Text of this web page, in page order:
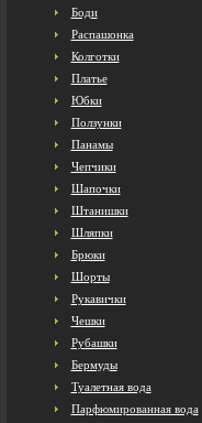
Боди
Распашонка
Колготки
Платье
Юбки
Ползунки
Панамы
Чепчики
Шапочки
Штанишки
Шляпки
Брюки
Шорты
Рукавички
Чешки
Рубашки
Бермуды
Туалетная вода
Парфюмированная вода